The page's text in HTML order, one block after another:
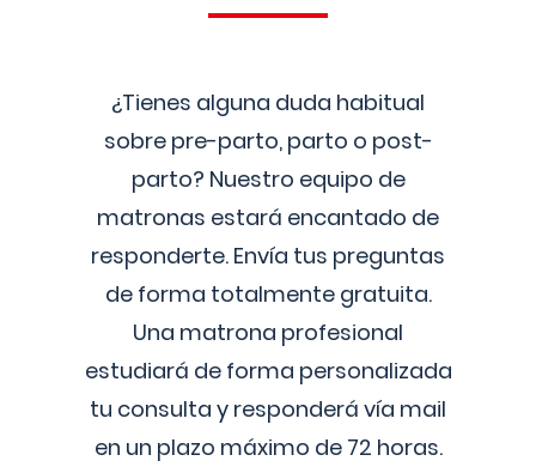
¿Tienes alguna duda habitual
sobre pre-parto, parto o post-
parto? Nuestro equipo de
matronas estará encantado de
responderte. Envía tus preguntas
de forma totalmente gratuita.
Una matrona profesional
estudiará de forma personalizada
tu consulta y responderá vía mail
en un plazo máximo de 72 horas.